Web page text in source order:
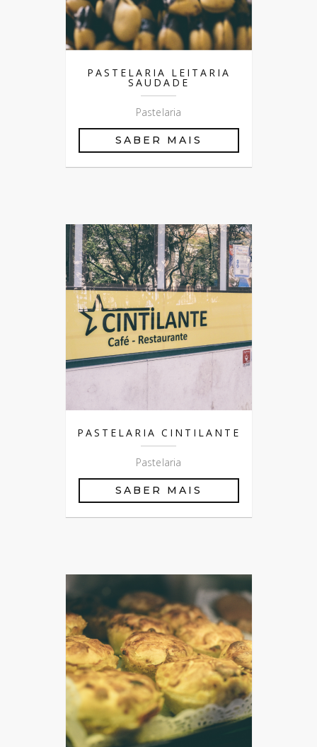
PASTELARIA LEITARIA
SAUDADE
Pastelaria
SABER MAIS
PASTELARIA CINTILANTE
Pastelaria
SABER MAIS